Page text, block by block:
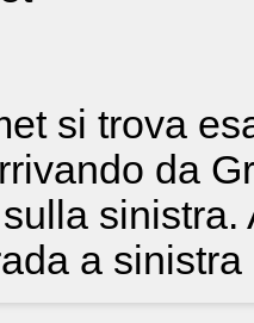
si trova
da
a